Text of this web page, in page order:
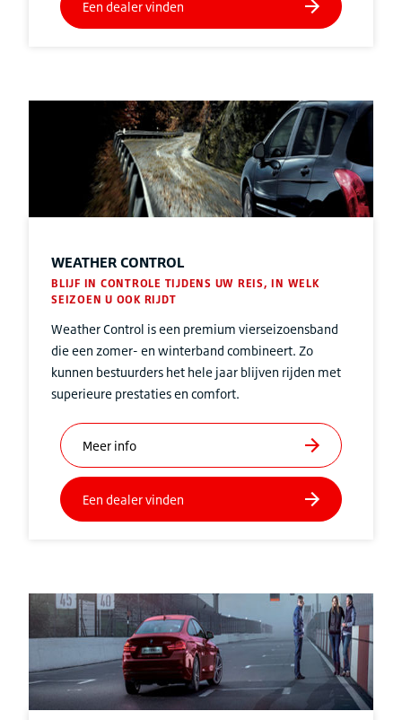
WEATHER CONTROL
BLIJF IN CONTROLE TIJDENS UW REIS, IN WELK
SEIZOEN U OOK RIJDT
Weather Control is een premium vierseizoensband
die een zomer- en winterband combineert. Zo
kunnen bestuurders het hele jaar blijven rijden met
superieure prestaties en comfort.